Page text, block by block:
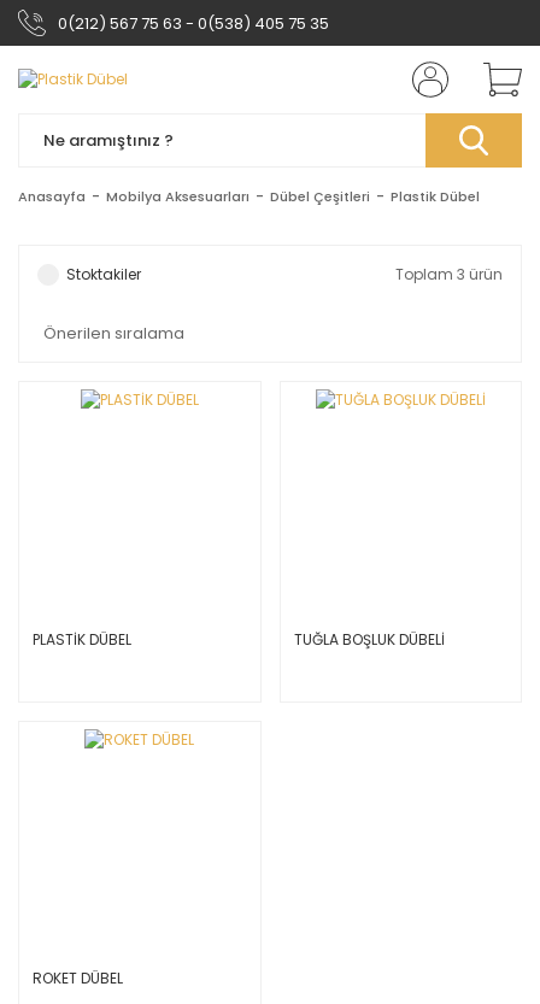
0(212) 567 75 63 - 0(538) 405 75 35
Anasayfa Mobilya Aksesuarları Dübel Çeşitleri Plastik Dübel
Stoktakiler Toplam 3 ürün
PLASTİK DÜBEL TUĞLA BOŞLUK DÜBELİ
ROKET DÜBEL